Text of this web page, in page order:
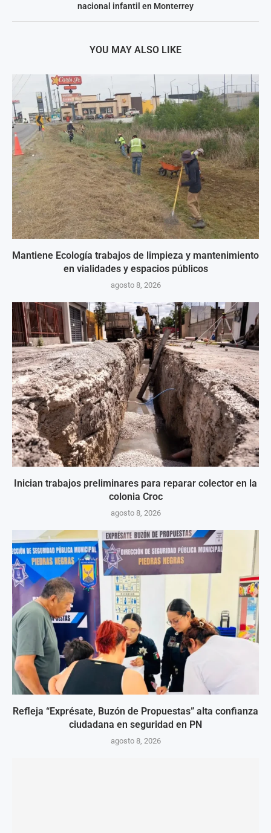
nacional infantil en Monterrey
YOU MAY ALSO LIKE
Mantiene Ecología trabajos de limpieza y mantenimiento
en vialidades y espacios públicos
agosto 8, 2026
Inician trabajos preliminares para reparar colector en la
colonia Croc
agosto 8, 2026
Refleja “Exprésate, Buzón de Propuestas” alta confianza
ciudadana en seguridad en PN
agosto 8, 2026